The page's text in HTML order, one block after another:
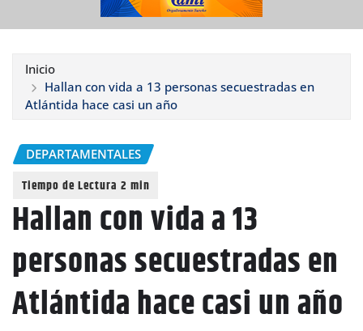
Inicio
Hallan con vida a 13 personas secuestradas en
Atlántida hace casi un año
DEPARTAMENTALES
Hallan con vida a 13
personas secuestradas en
Atlántida hace casi un año